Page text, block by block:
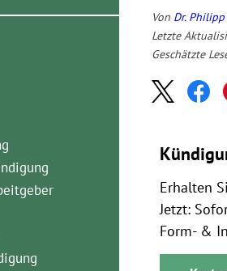
Von Dr.
Letzte
Geschätzte
Erhalten
Jetzt:
Form- &